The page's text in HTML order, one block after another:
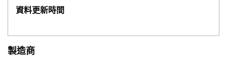
資料更新時間
製造商